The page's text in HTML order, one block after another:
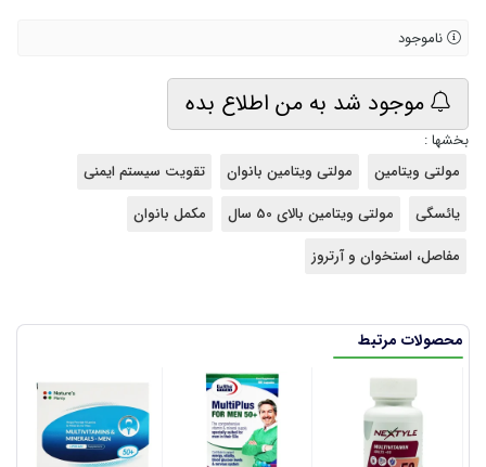
ناموجود
موجود شد به من اطلاع بده
بخشها :
مولتی ویتامین
مولتی ویتامین بانوان
تقویت سیستم ایمنی
یائسگی
مولتی ویتامین بالای 50 سال
مکمل بانوان
مفاصل، استخوان و آرتروز
محصولات مرتبط